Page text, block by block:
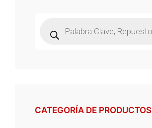
productos
CATEGORÍA DE PRODUCTOS